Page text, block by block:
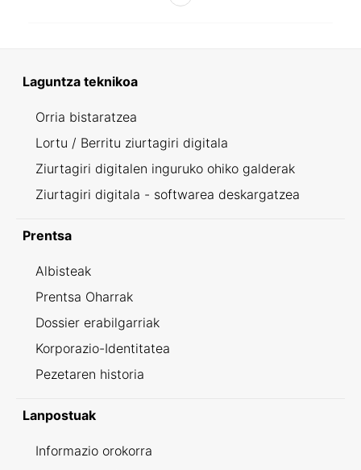
Laguntza teknikoa
Orria bistaratzea
Lortu / Berritu ziurtagiri digitala
Ziurtagiri digitalen inguruko ohiko galderak
Ziurtagiri digitala - softwarea deskargatzea
Prentsa
Albisteak
Prentsa Oharrak
Dossier erabilgarriak
Korporazio-Identitatea
Pezetaren historia
Lanpostuak
Informazio orokorra